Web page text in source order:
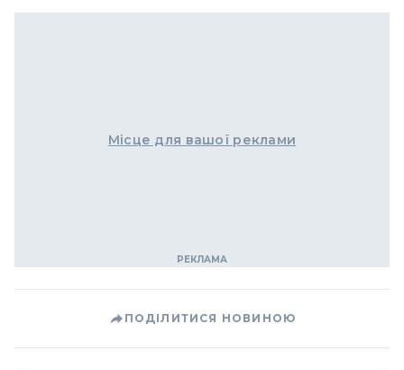
Місце для вашої реклами
ПОДІЛИТИСЯ НОВИНОЮ